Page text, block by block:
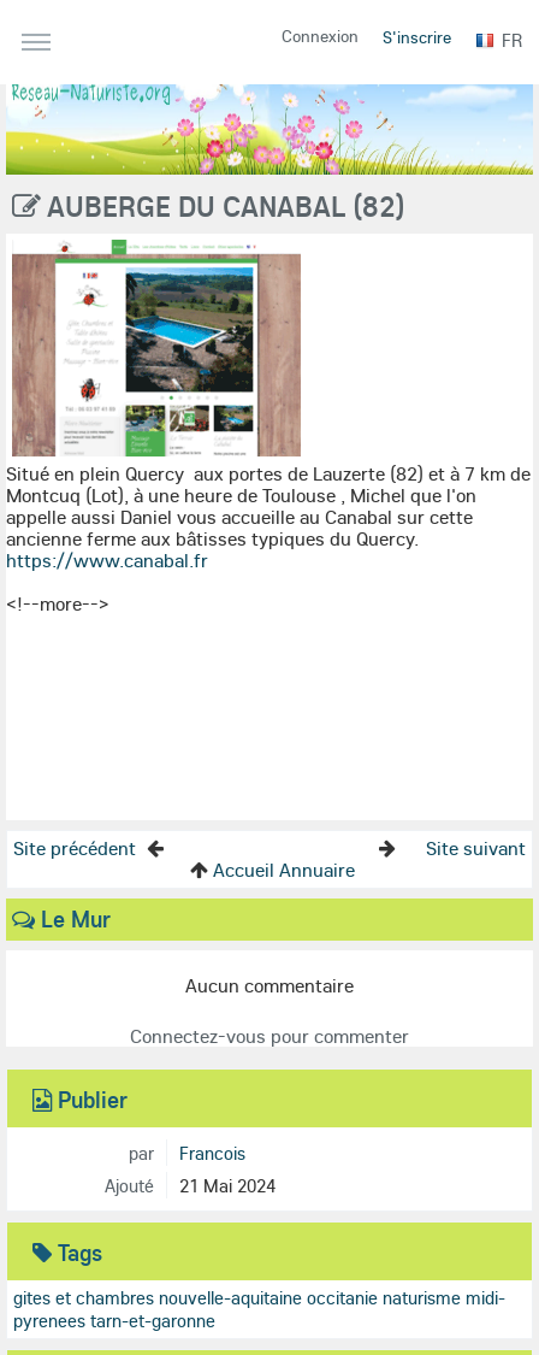
Connexion S'inscrire FR
AUBERGE DU CANABAL (82)
Situé en plein Quercy aux portes de Lauzerte (82) et à 7 km de
Montcuq (Lot), à une heure de Toulouse , Michel que l'on
appelle aussi Daniel vous accueille au Canabal sur cette
ancienne ferme aux bâtisses typiques du Quercy.
https://www.canabal.fr
<!--more-->
Site précédent
Site suivant
Accueil Annuaire
Le Mur
Aucun commentaire
Connectez-vous pour commenter
Publier
par
Francois
Ajouté
21 Mai 2024
Tags
gites et chambres nouvelle-aquitaine occitanie naturisme midi-
pyrenees tarn-et-garonne